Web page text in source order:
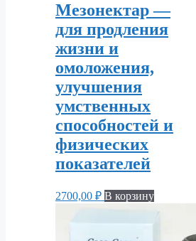
Мезонектар —
для продления
жизни и
омоложения,
улучшения
умственных
способностей и
физических
показателей
2700,00 ₽ В корзину